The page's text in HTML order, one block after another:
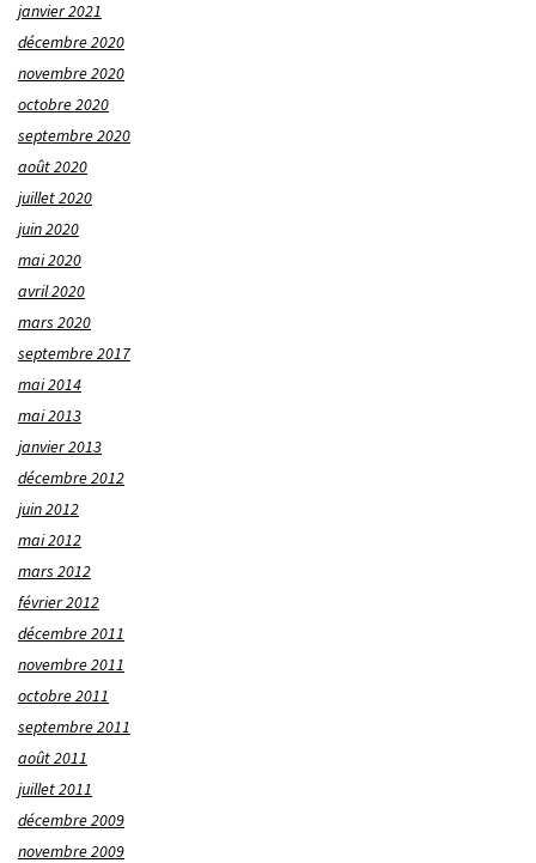
janvier 2021
décembre 2020
novembre 2020
octobre 2020
septembre 2020
août 2020
juillet 2020
juin 2020
mai 2020
avril 2020
mars 2020
septembre 2017
mai 2014
mai 2013
janvier 2013
décembre 2012
juin 2012
mai 2012
mars 2012
février 2012
décembre 2011
novembre 2011
octobre 2011
septembre 2011
août 2011
juillet 2011
décembre 2009
novembre 2009